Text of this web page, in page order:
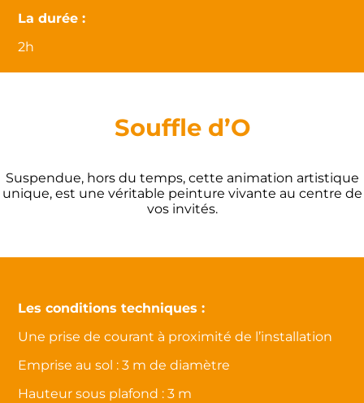
La durée :
2h
Souffle d’O
Suspendue, hors du temps, cette animation artistique
unique, est une véritable peinture vivante au centre de
vos invités.
Les conditions techniques :
Une prise de courant à proximité de l’installation
Emprise au sol : 3 m de diamètre
Hauteur sous plafond : 3 m